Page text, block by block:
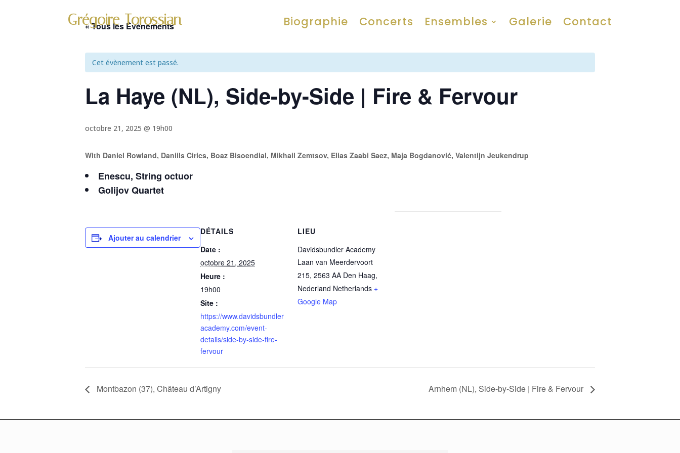
Grégoire Torossian Biographie Concerts Ensembles Galerie Contact
« Tous les Évènements
Cet évènement est passé.
La Haye (NL), Side-by-Side | Fire & Fervour
octobre 21, 2025 @ 19h00
With Daniel Rowland, Daniils Cirics, Boaz Bisoendial, Mikhail Zemtsov, Elias Zaabi Saez, Maja Bogdanović, Valentijn Jeukendrup
Enescu, String octuor
Golijov Quartet
Ajouter au calendrier
DÉTAILS
Date :
octobre 21, 2025
Heure :
19h00
Site :
https://www.davidsbundler
academy.com/event-
details/side-by-side-fire-
fervour
LIEU
Davidsbundler Academy
Laan van Meerdervoort
215, 2563 AA Den Haag,
Nederland Netherlands +
Google Map
Montbazon (37), Château d’Artigny Arnhem (NL), Side-by-Side | Fire & Fervour